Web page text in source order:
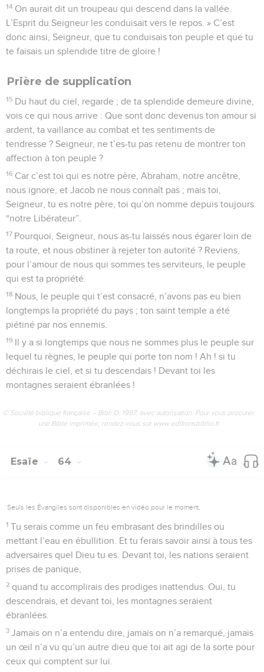
14 On aurait dit un troupeau qui descend dans la vallée.
L’Esprit du Seigneur les conduisait vers le repos. » C’est
donc ainsi, Seigneur, que tu conduisais ton peuple et que tu
te faisais un splendide titre de gloire !
Prière de supplication
15 Du haut du ciel, regarde ; de ta splendide demeure divine,
vois ce qui nous arrive : Que sont donc devenus ton amour si
ardent, ta vaillance au combat et tes sentiments de
tendresse ? Seigneur, ne t’es-tu pas retenu de montrer ton
affection à ton peuple ?
16 Car c’est toi qui es notre père, Abraham, notre ancêtre,
nous ignore, et Jacob ne nous connaît pas ; mais toi,
Seigneur, tu es notre père, toi qu’on nomme depuis toujours
“notre Libérateur”.
17 Pourquoi, Seigneur, nous as-tu laissés nous égarer loin de
ta route, et nous obstiner à rejeter ton autorité ? Reviens,
pour l’amour de nous qui sommes tes serviteurs, le peuple
qui est ta propriété.
18 Nous, le peuple qui t’est consacré, n’avons pas eu bien
longtemps la propriété du pays ; ton saint temple a été
piétiné par nos ennemis.
19 Il y a si longtemps que nous ne sommes plus le peuple sur
lequel tu règnes, le peuple qui porte ton nom ! Ah ! si tu
déchirais le ciel, et si tu descendais ! Devant toi les
montagnes seraient ébranlées !
© Société biblique française – Bibli’O, 1997, avec autorisation. Pour vous procurer
une Bible imprimée, rendez-vous sur www.editionsbiblio.fr
Esaïe 64
Seuls les Évangiles sont disponibles en vidéo pour le moment.
1 Tu serais comme un feu embrasant des brindilles ou
mettant l’eau en ébullition. Et tu ferais savoir ainsi à tous tes
adversaires quel Dieu tu es. Devant toi, les nations seraient
prises de panique,
2 quand tu accomplirais des prodiges inattendus. Oui, tu
descendrais, et devant toi, les montagnes seraient
ébranlées.
3 Jamais on n’a entendu dire, jamais on n’a remarqué, jamais
un œil n’a vu qu’un autre dieu que toi ait agi de la sorte pour
ceux qui comptent sur lui.